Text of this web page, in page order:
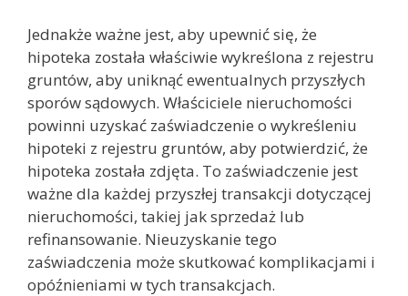
Jednakże ważne jest, aby upewnić się, że
hipoteka została właściwie wykreślona z rejestru
gruntów, aby uniknąć ewentualnych przyszłych
sporów sądowych. Właściciele nieruchomości
powinni uzyskać zaświadczenie o wykreśleniu
hipoteki z rejestru gruntów, aby potwierdzić, że
hipoteka została zdjęta. To zaświadczenie jest
ważne dla każdej przyszłej transakcji dotyczącej
nieruchomości, takiej jak sprzedaż lub
refinansowanie. Nieuzyskanie tego
zaświadczenia może skutkować komplikacjami i
opóźnieniami w tych transakcjach.